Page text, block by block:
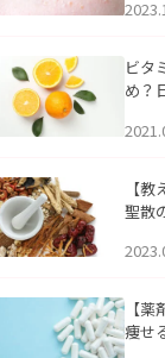
アに
ビタ
め？
【
聖散
【
痩せ